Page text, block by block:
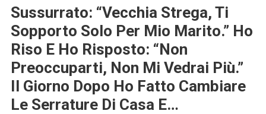
Sussurrato: “Vecchia Strega, Ti
Sopporto Solo Per Mio Marito.” Ho
Riso E Ho Risposto: “Non
Preoccuparti, Non Mi Vedrai Più.”
Il Giorno Dopo Ho Fatto Cambiare
Le Serrature Di Casa E…